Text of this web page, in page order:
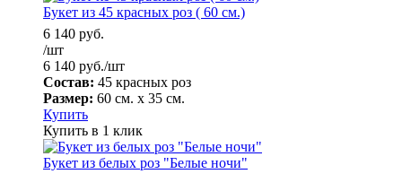
Букет из 45 красных роз ( 60 см.)
6 140 руб.
/шт
6 140 руб./шт
Состав: 45 красных роз
Размер: 60 см. х 35 см.
Купить
Купить в 1 клик
Букет из белых роз "Белые ночи"